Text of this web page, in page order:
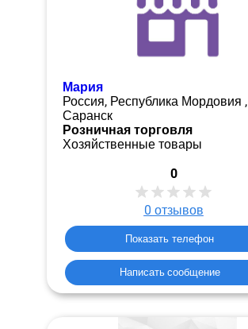
Мария
Россия, Республика Мордовия ,
Саранск
Розничная торговля
Хозяйственные товары
0
0 отзывов
Показать телефон
Написать сообщение